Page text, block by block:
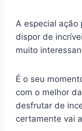
A especial ação
dispor de
muito
É o seu
com o melhor
desfrutar de
certamente vai